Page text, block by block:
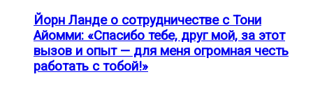
Йорн Ланде о сотрудничестве с Тони
Айомми: «Спасибо тебе, друг мой, за этот
вызов и опыт — для меня огромная честь
работать с тобой!»